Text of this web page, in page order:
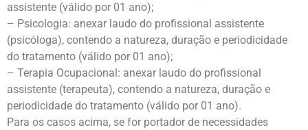
assistente (válido por 01 ano);
– Psicologia: anexar laudo do profissional assistente
(psicóloga), contendo a natureza, duração e periodicidade
do tratamento (válido por 01 ano);
– Terapia Ocupacional: anexar laudo do profissional
assistente (terapeuta), contendo a natureza, duração e
periodicidade do tratamento (válido por 01 ano).
Para os casos acima, se for portador de necessidades